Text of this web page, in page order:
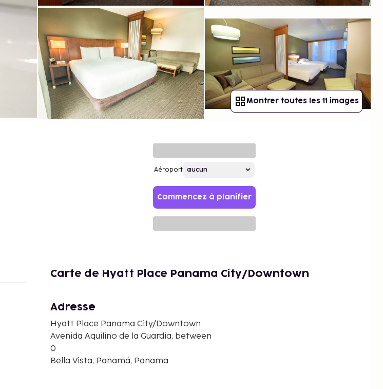
Montrer toutes les 11 images
Aéroport
Commencez à planifier
Carte de Hyatt Place Panama City/Downtown
Adresse
Hyatt Place Panama City/Downtown
Avenida Aquilino de la Guardia, between
0
Bella Vista, Panamá, Panama